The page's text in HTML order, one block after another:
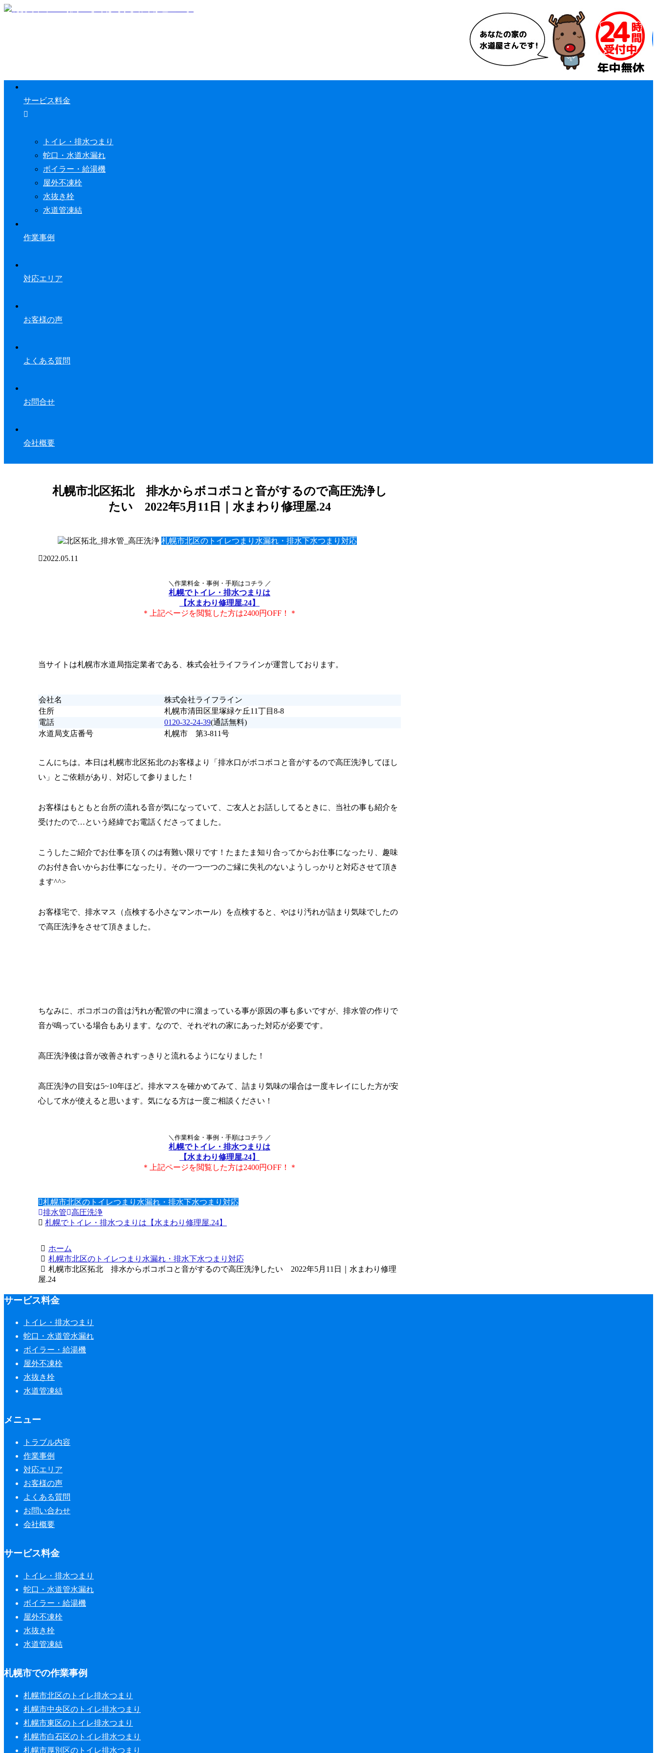
サービス料金
トイレ・排水つまり
蛇口・水道水漏れ
ボイラー・給湯機
屋外不凍栓
水抜き栓
水道管凍結
作業事例
対応エリア
お客様の声
よくある質問
お問合せ
会社概要
札幌市北区拓北 排水からボコボコと音がするので高圧洗浄し
たい 2022年5月11日｜水まわり修理屋.24
札幌市北区のトイレつまり水漏れ・排水下水つまり対応
2022.05.11
＼作業料金・事例・手順はコチラ ／
札幌でトイレ・排水つまりは
【水まわり修理屋.24】
＊上記ページを閲覧した方は2400円OFF！＊
当サイトは札幌市水道局指定業者である、株式会社ライフラインが運営しております。
会社名
株式会社ライフライン
住所
札幌市清田区里塚緑ケ丘11丁目8-8
電話
0120-32-24-39(通話無料)
水道局支店番号
札幌市 第3-811号
こんにちは。本日は札幌市北区拓北のお客様より「排水口がボコボコと音がするので高圧洗浄してほし
い」とご依頼があり、対応して参りました！
お客様はもともと台所の流れる音が気になっていて、ご友人とお話ししてるときに、当社の事も紹介を
受けたので…という経緯でお電話くださってました。
こうしたご紹介でお仕事を頂くのは有難い限りです！たまたま知り合ってからお仕事になったり、趣味
のお付き合いからお仕事になったり。その一つ一つのご縁に失礼のないようしっかりと対応させて頂き
ます^^>
お客様宅で、排水マス（点検する小さなマンホール）を点検すると、やはり汚れが詰まり気味でしたの
で高圧洗浄をさせて頂きました。
ちなみに、ボコボコの音は汚れが配管の中に溜まっている事が原因の事も多いですが、排水管の作りで
音が鳴っている場合もあります。なので、それぞれの家にあった対応が必要です。
高圧洗浄後は音が改善されすっきりと流れるようになりました！
高圧洗浄の目安は5~10年ほど。排水マスを確かめてみて、詰まり気味の場合は一度キレイにした方が安
心して水が使えると思います。気になる方は一度ご相談ください！
＼作業料金・事例・手順はコチラ ／
札幌でトイレ・排水つまりは
【水まわり修理屋.24】
＊上記ページを閲覧した方は2400円OFF！＊
札幌市北区のトイレつまり水漏れ・排水下水つまり対応
排水管
高圧洗浄
札幌でトイレ・排水つまりは【水まわり修理屋.24】
ホーム
札幌市北区のトイレつまり水漏れ・排水下水つまり対応
札幌市北区拓北 排水からボコボコと音がするので高圧洗浄したい 2022年5月11日｜水まわり修理
屋.24
サービス料金
トイレ・排水つまり
蛇口・水道管水漏れ
ボイラー・給湯機
屋外不凍栓
水抜き栓
水道管凍結
メニュー
トラブル内容
作業事例
対応エリア
お客様の声
よくある質問
お問い合わせ
会社概要
サービス料金
トイレ・排水つまり
蛇口・水道管水漏れ
ボイラー・給湯機
屋外不凍栓
水抜き栓
水道管凍結
札幌市での作業事例
札幌市北区のトイレ排水つまり
札幌市中央区のトイレ排水つまり
札幌市東区のトイレ排水つまり
札幌市白石区のトイレ排水つまり
札幌市厚別区のトイレ排水つまり